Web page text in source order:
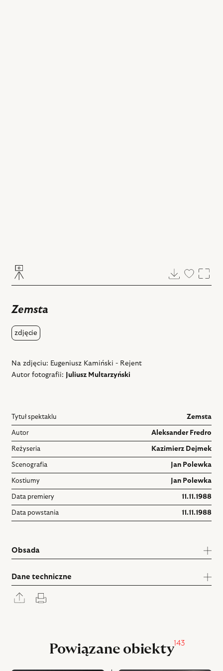
Pobierz
Dodaj
Zemsta
zdjęcie
Na zdjęciu: Eugeniusz Kamiński - Rejent
Autor fotografii:
Juliusz Multarzyński
Tytuł spektaklu Zemsta
Autor Aleksander Fredro
Reżyseria Kazimierz Dejmek
Scenografia Jan Polewka
Kostiumy Jan Polewka
Data premiery 11.11.1988
Data powstania 11.11.1988
Obsada
Dane techniczne
Rozwiń
panel
Powiązane obiekty143